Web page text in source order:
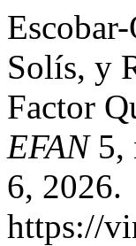
Solís, y
Factor
EFAN5,
6, 2026.
https://